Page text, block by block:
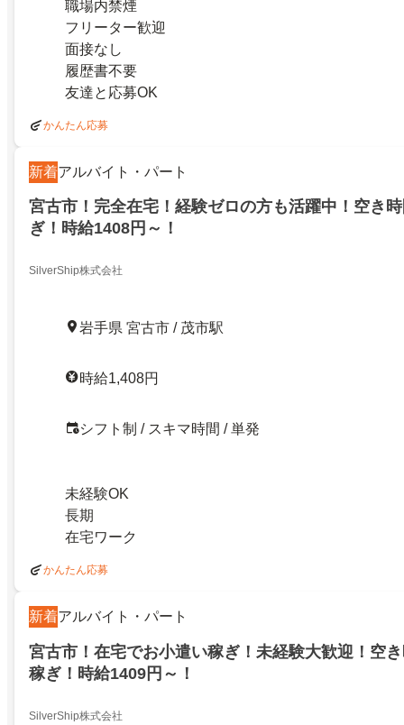
職場内禁煙
フリーター歓迎
面接なし
履歴書不要
友達と応募OK
かんたん応募
新着アルバイト・パート
宮古市！完全在宅！経験ゼロの方も活躍中！空き
ぎ！時給1408円～！
SilverShip株式会社
岩手県 宮古市 / 茂市駅
時給1,408円
シフト制 / スキマ時間 / 単発
未経験OK
長期
在宅ワーク
かんたん応募
新着アルバイト・パート
宮古市！在宅でお小遣い稼ぎ！未経験大歓迎！空
稼ぎ！時給1409円～！
SilverShip株式会社